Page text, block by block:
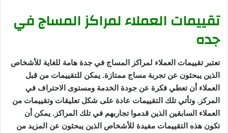
تقييمات العملاء لمراكز المساج في
جده
تعتبر تقييمات العملاء لمراكز المساج في جدة هامة للغاية للأشخاص
الذين يبحثون عن تجربة مساج ممتازة. يمكن للتقييمات من قبل
العملاء أن تعطي فكرة عن جودة الخدمة ومستوى الاحتراف في
المركز. وتأتي تلك التقييمات عادة على شكل تعليقات وتقييمات من
العملاء السابقين الذين قدموا تجاربهم في تلك المراكز. يمكن أن
تكون هذه التقييمات مفيدة للأشخاص الذين يبحثون عن المزيد من